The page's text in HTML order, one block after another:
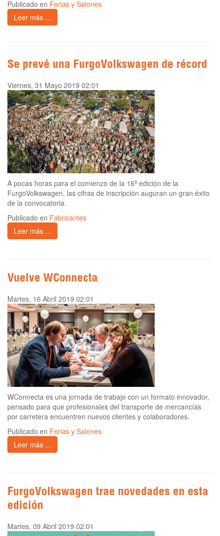
Publicado en Ferias y Salones
Leer más ...
Se prevé una FurgoVolkswagen de récord
Viernes, 31 Mayo 2019 02:01
A pocas horas para el comienzo de la 16ª edición de la
FurgoVolkswagen, las cifras de inscripción auguran un gran éxito
de la convocatoria.
Publicado en Fabricantes
Leer más ...
Vuelve WConnecta
Martes, 16 Abril 2019 02:01
WConnecta es una jornada de trabajo con un formato innovador,
pensado para que profesionales del transporte de mercancías
por carretera encuentren nuevos clientes y colaboradores.
Publicado en Ferias y Salones
Leer más ...
FurgoVolkswagen trae novedades en esta
edición
Martes, 09 Abril 2019 02:01